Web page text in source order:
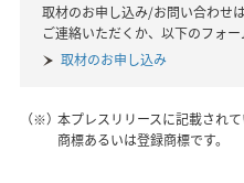
取材のお申し込み/お問い合わせ
ご連絡いただくか、以下のフォ
取材のお申し込み
（※）本プレスリリースに記載され
商標あるいは登録商標です。